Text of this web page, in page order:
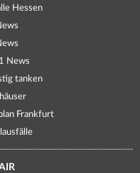
Hessen
News
tanken
Frankfurt